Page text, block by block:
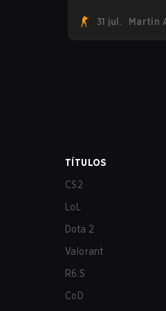
primer roster de
flameante
31 jul. Martin
TÍTULOS
CS2
LoL
Dota 2
Valorant
R6:S
CoD